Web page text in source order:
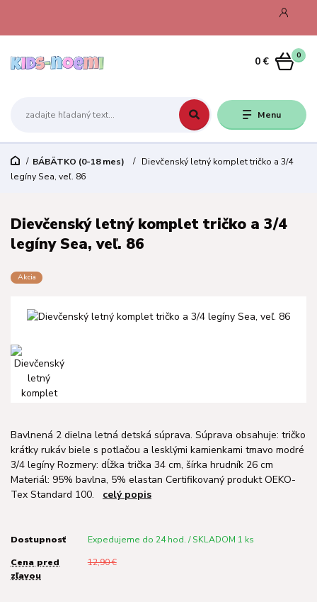
Menu
0
0 €
BÁBÄTKO (0-18 mes)
Dievčenský letný komplet tričko a 3/4
legíny Sea, veľ. 86
Dievčenský letný komplet tričko a 3/4
legíny Sea, veľ. 86
Akcia
Bavlnená 2 dielna letná detská súprava. Súprava obsahuje: tričko
krátky rukáv biele s potlačou a lesklými kamienkami tmavo modré
3/4 legíny Rozmery: dĺžka trička 34 cm, šírka hrudník 26 cm
Materiál: 95% bavlna, 5% elastan Certifikovaný produkt OEKO-
Tex Standard 100. celý popis
Dostupnosť Expedujeme do 24 hod. / SKLADOM 1 ks
Cena pred
zľavou
12,90 €